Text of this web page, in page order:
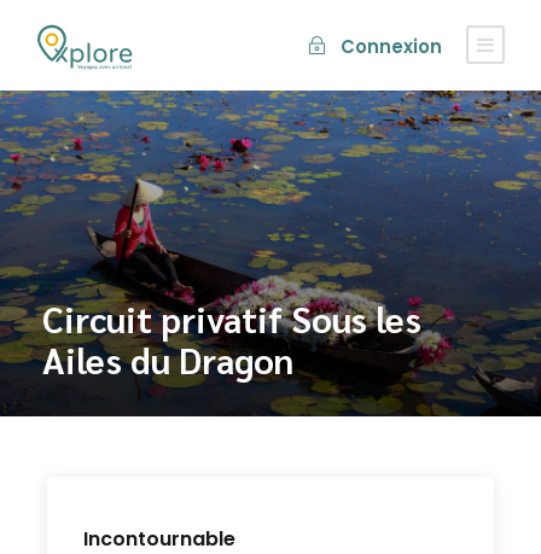
Connexion
Circuit privatif Sous les
Ailes du Dragon
Incontournable